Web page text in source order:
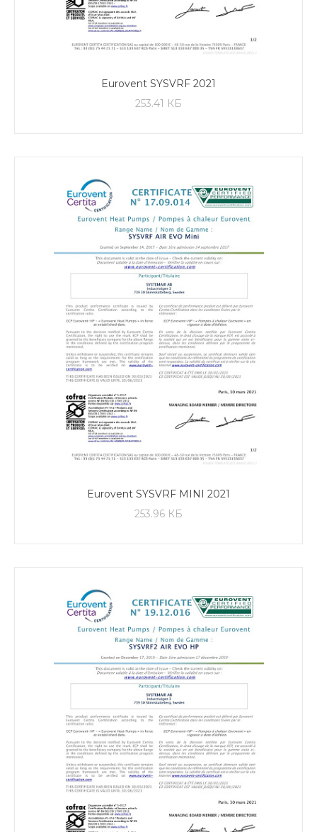
Eurovent SYSVRF 2021
253.41 КБ
Eurovent SYSVRF MINI 2021
253.96 КБ